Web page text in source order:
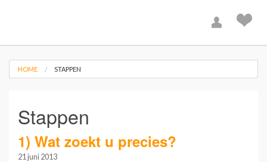
HOME STAPPEN
Stappen
1) Wat zoekt u precies?
21 juni 2013